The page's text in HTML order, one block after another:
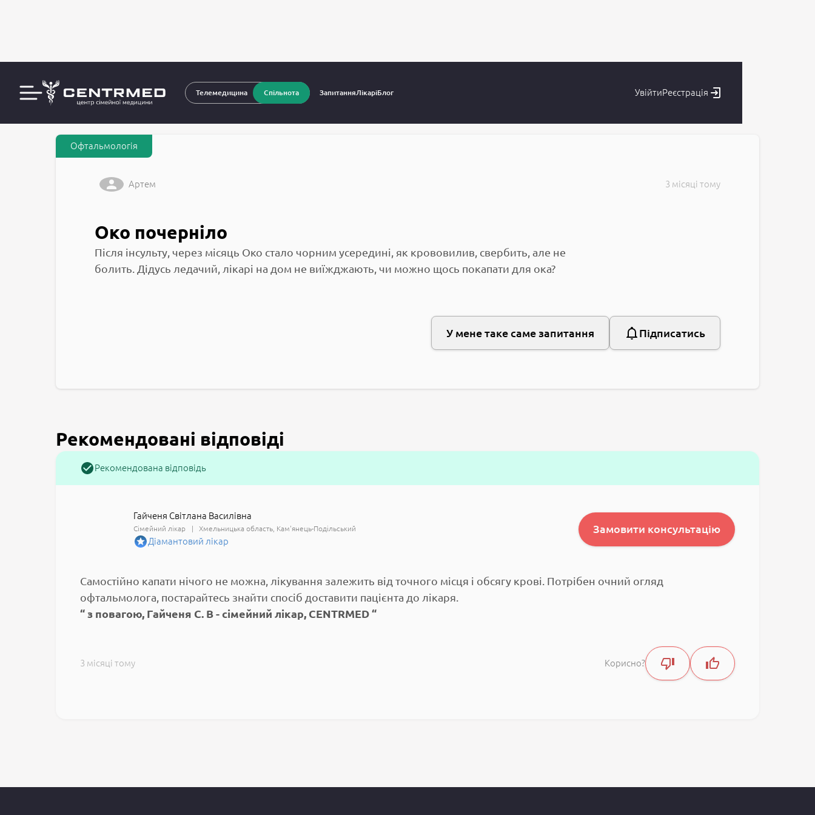
Телемедицина Спільнота ЗапитанняЛікаріБлог УвійтиРеєстрація
CENTRMED: Задай питання лікарю онлайн Запитання до лікарів
Офтальмологія
Артем 3 місяці тому
Око почерніло
Після інсульту, через місяць Око стало чорним усередині, як крововилив, свербить, але не
болить. Дідусь ледачий, лікарі на дом не виїжджають, чи можно щось покапати для ока?
У мене таке саме запитання Підписатись
Рекомендовані відповіді
Рекомендована відповідь
Гайченя Світлана Василівна
Сімейний лікар Хмельницька область Кам'янець-Подільський
Діамантовий лікар
Замовити консультацію
Самостійно капати нічого не можна, лікування залежить від точного місця і обсягу крові. Потрібен очний огляд
офтальмолога, постарайтесь знайти спосіб доставити пацієнта до лікаря.
з повагою, Гайченя С. В - сімейний лікар, CENTRMED
3 місяці тому Корисно?